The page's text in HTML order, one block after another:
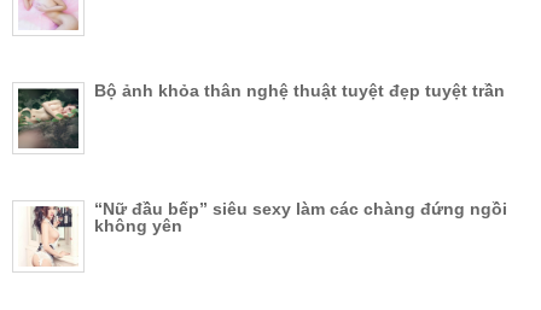
Bộ ảnh khỏa thân nghệ thuật tuyệt đẹp tuyệt trần
“Nữ đầu bếp” siêu sexy làm các chàng đứng ngồi
không yên